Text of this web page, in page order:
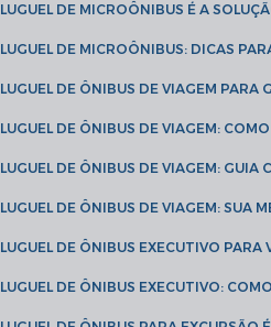
ALUGUEL DE MICROÔNIBUS É A
ALUGUEL DE MICROÔNIBUS: DICAS
ALUGUEL DE ÔNIBUS DE VIAGEM
ALUGUEL DE ÔNIBUS DE VIAGEM:
ALUGUEL DE ÔNIBUS DE VIAGEM:
ALUGUEL DE ÔNIBUS DE VIAGEM: SUA
ALUGUEL DE ÔNIBUS EXECUTIVO
ALUGUEL DE ÔNIBUS EXECUTIVO: